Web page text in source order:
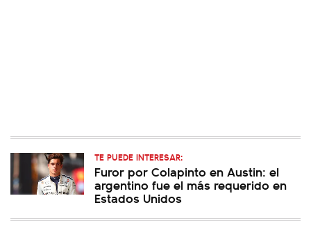
TE PUEDE INTERESAR:
Furor por Colapinto en Austin: el
argentino fue el más requerido en
Estados Unidos